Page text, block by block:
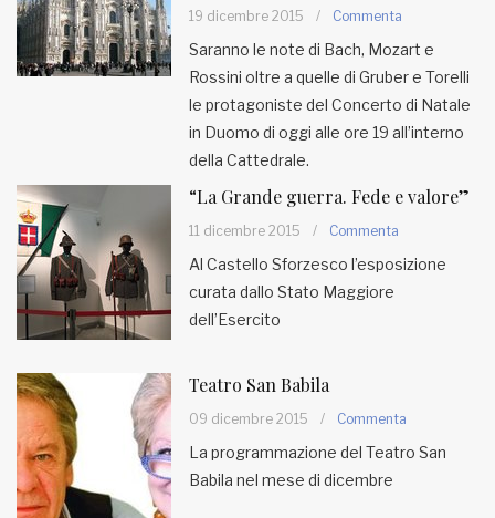
19 dicembre 2015 / Commenta
Saranno le note di Bach, Mozart e
Rossini oltre a quelle di Gruber e Torelli
le protagoniste del Concerto di Natale
in Duomo di oggi alle ore 19 all’interno
della Cattedrale.
“La Grande guerra. Fede e valore”
11 dicembre 2015 / Commenta
Al Castello Sforzesco l’esposizione
curata dallo Stato Maggiore
dell’Esercito
Teatro San Babila
09 dicembre 2015 / Commenta
La programmazione del Teatro San
Babila nel mese di dicembre